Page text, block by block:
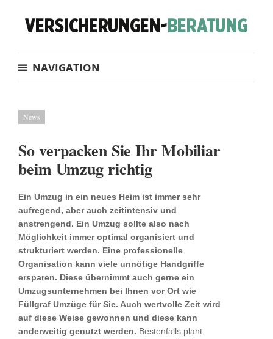
NAVIGATION
News
So verpacken Sie Ihr Mobiliar
beim Umzug richtig
Ein Umzug in ein neues Heim ist immer sehr
aufregend, aber auch zeitintensiv und
anstrengend. Ein Umzug sollte also nach
Möglichkeit immer optimal organisiert und
strukturiert werden. Eine professionelle
Organisation kann viele unnötige Handgriffe
ersparen. Diese übernimmt auch gerne ein
Umzugsunternehmen bei Ihnen vor Ort wie
Füllgraf Umzüge für Sie. Auch wertvolle Zeit wird
auf diese Weise gewonnen und diese kann
anderweitig genutzt werden. Bestenfalls plant